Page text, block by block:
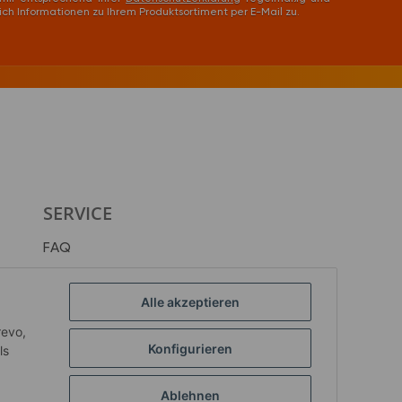
Alle akzeptieren
Konfigurieren
Ablehnen
Informationen zu Ihrem Produktsortiment per E-Mail zu.
SERVICE
FAQ
HQD® Business
Reklamation
Vertrag widerrufen